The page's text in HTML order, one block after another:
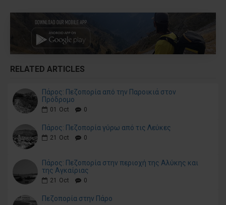
RELATED ARTICLES
Πάρος: Πεζοπορία από την Παροικιά στον
Πρόδρομο
01 Oct 0
Πάρος: Πεζοπορία γύρω από τις Λεύκες
21 Oct 0
Πάρος: Πεζοπορία στην περιοχή της Αλύκης και
της Αγκαίριας
21 Oct 0
Πεζοπορία στην Πάρο